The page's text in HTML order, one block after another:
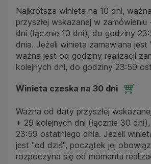
Najkrótsza winieta na 10 dni,
przyszłej wskazanej w
dni (łącznie 10 dni), do godziny
dnia. Jeżeli winieta zamawiana jest
ważna jest od godziny realizacji
kolejnych dni, do godziny 23:59
Winieta czeska na 30 dni
Ważna od daty przyszłej
+ 29 kolejnych dni (łącznie 30
23:59 ostatniego dnia. Jeżeli
jest "od dziś", początek jej
rozpoczyna się od momentu